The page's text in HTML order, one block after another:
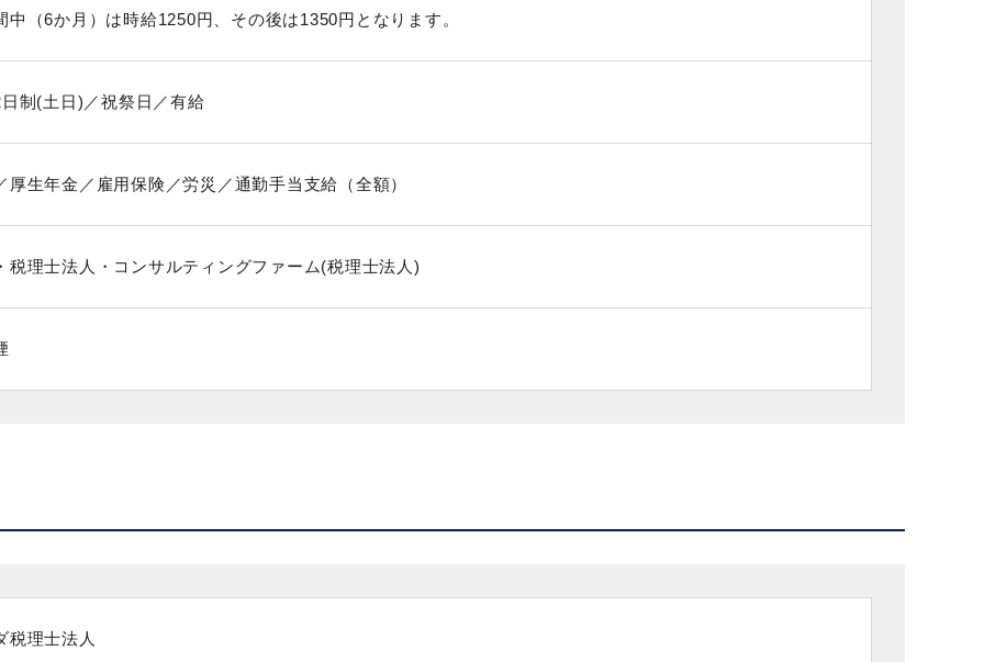
（6か月）は時給1250円、その後は1350円となります。
制(土日)／祝祭日／有給
厚生年金／雇用保険／労災／通勤手当支給（全額）
税理士法人・コンサルティングファーム(税理士法人)
税理士法人